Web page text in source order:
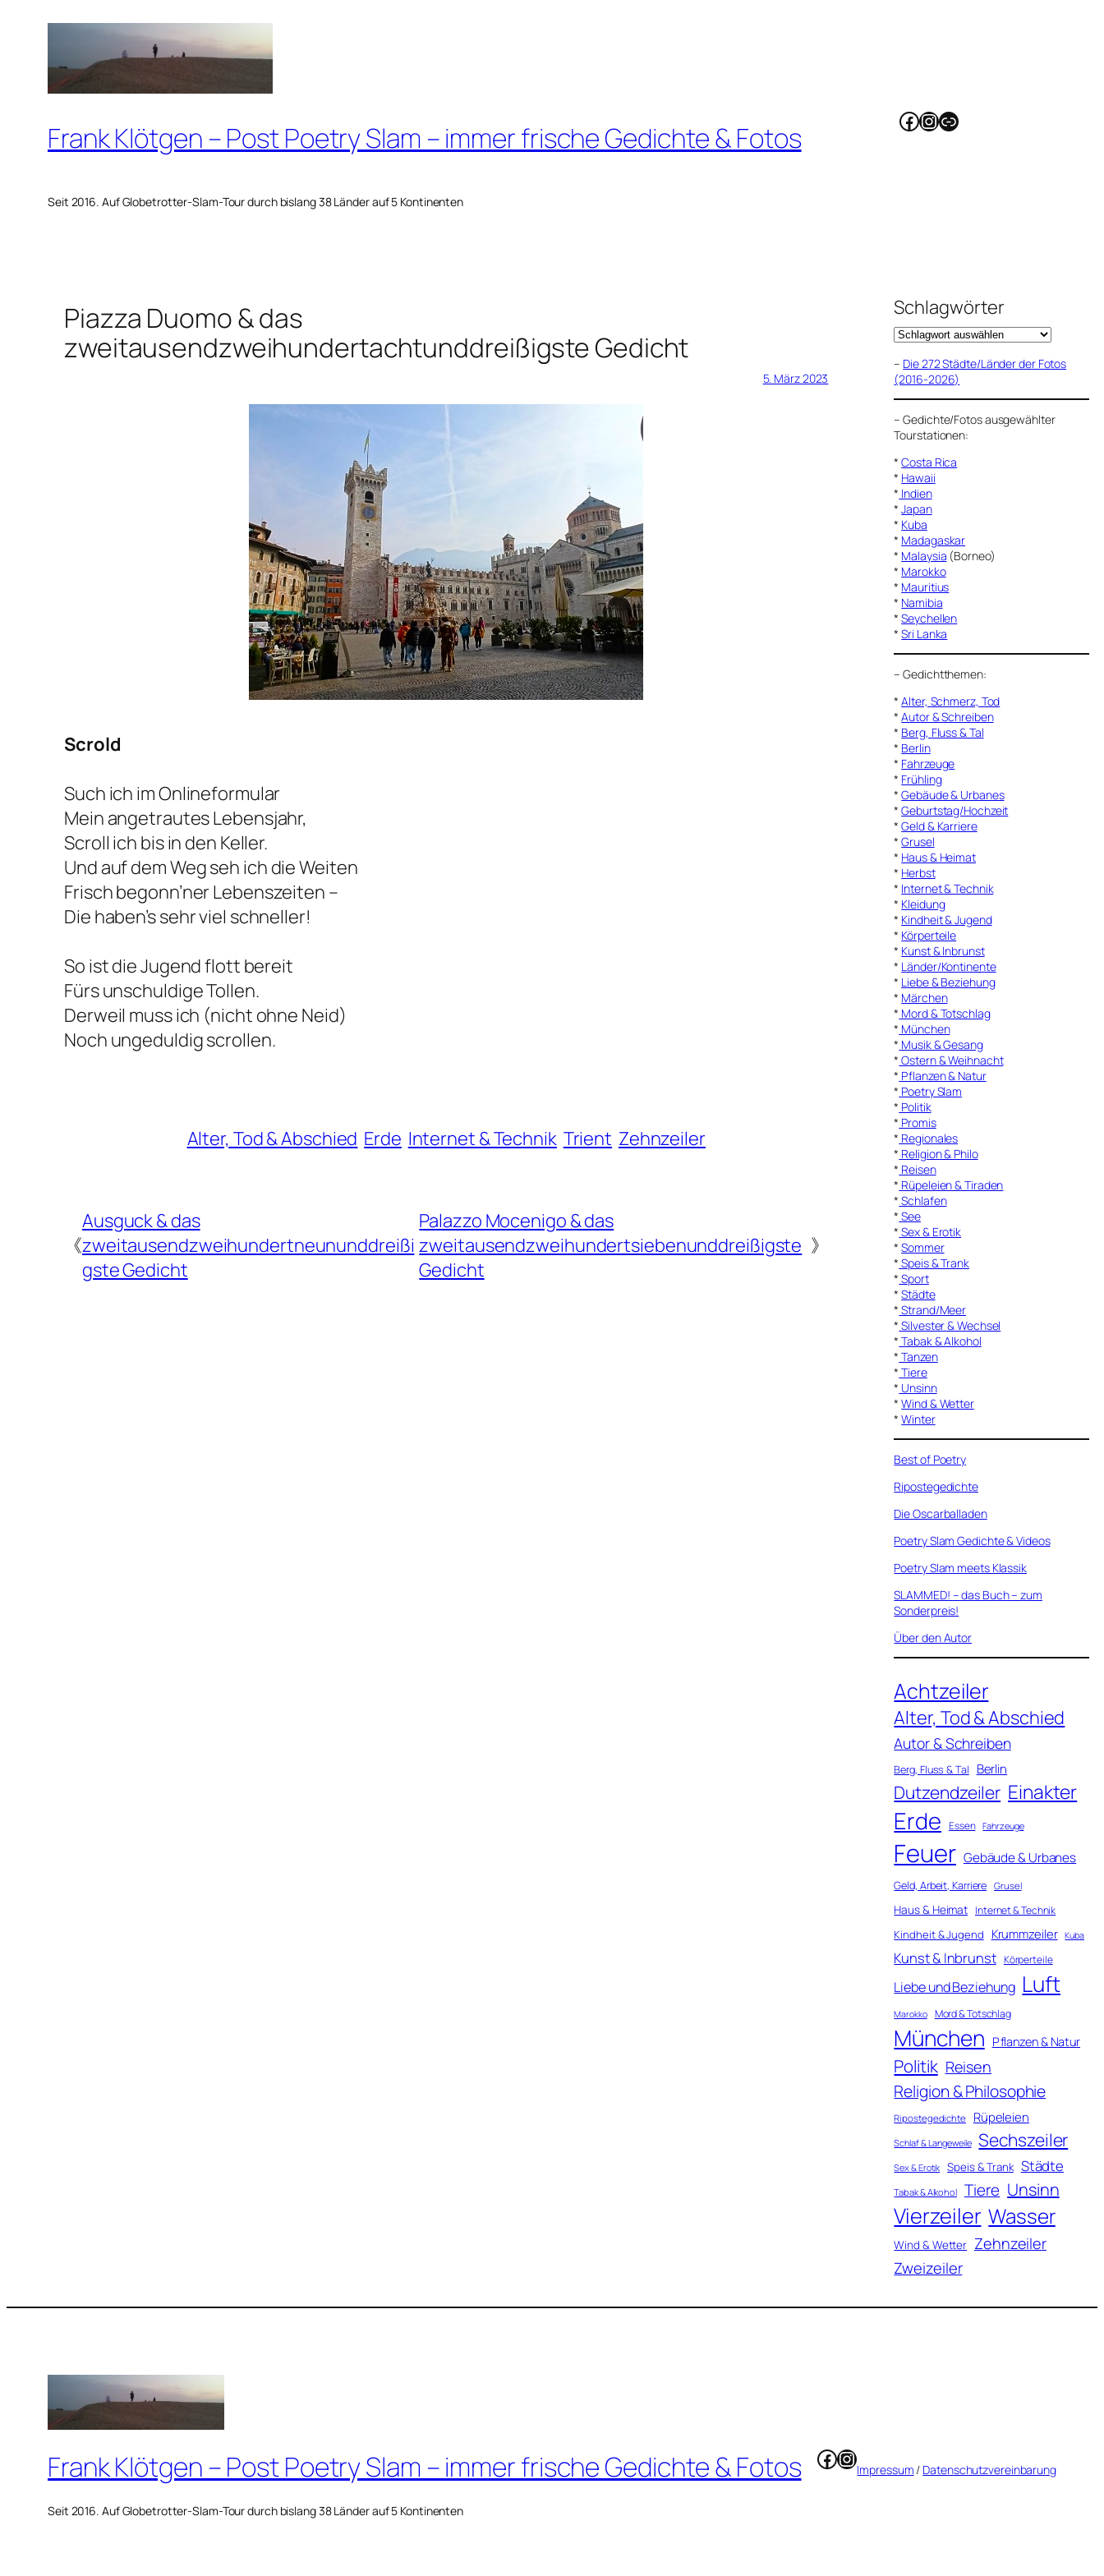
springen
Frank Klötgen – Post Poetry Slam – immer frische Gedichte & Fotos
Seit 2016. Auf Globetrotter-Slam-Tour durch bislang 38 Länder auf 5 Kontinenten
Facebook
Instagram
Link
Piazza Duomo & das
zweitausendzweihundertachtunddreißigste Gedicht
5. März 2023
Scrold
Such ich im Onlineformular
Mein angetrautes Lebensjahr,
Scroll ich bis in den Keller.
Und auf dem Weg seh ich die Weiten
Frisch begonn’ner Lebenszeiten –
Die haben’s sehr viel schneller!
So ist die Jugend flott bereit
Fürs unschuldige Tollen.
Derweil muss ich (nicht ohne Neid)
Noch ungeduldig scrollen.
Alter, Tod & Abschied Erde Internet & Technik Trient Zehnzeiler
《
Ausguck & das
zweitausendzweihundertneununddreißi
gste Gedicht
Palazzo Mocenigo & das
zweitausendzweihundertsiebenunddreißigste
Gedicht
》
Schlagwörter
– Die 272 Städte/Länder der Fotos
(2016-2026)
–Gedichte/Fotos ausgewählter
Tourstationen:
*Costa Rica
* Hawaii
* Indien
*Japan
* Kuba
* Madagaskar
* Malaysia (Borneo)
* Marokko
* Mauritius
* Namibia
*Seychellen
*Sri Lanka
–Gedichtthemen:
*Alter, Schmerz, Tod
*Autor & Schreiben
* Berg, Fluss & Tal
* Berlin
* Fahrzeuge
* Frühling
*Gebäude & Urbanes
*Geburtstag/Hochzeit
*Geld & Karriere
*Grusel
* Haus & Heimat
* Herbst
* Internet & Technik
* Kleidung
* Kindheit & Jugend
* Körperteile
* Kunst & Inbrunst
* Länder/Kontinente
* Liebe & Beziehung
* Märchen
* Mord & Totschlag
* München
* Musik & Gesang
* Ostern & Weihnacht
* Pflanzen & Natur
* Poetry Slam
* Politik
* Promis
* Regionales
* Religion & Philo
* Reisen
* Rüpeleien & Tiraden
* Schlafen
* See
* Sex & Erotik
*Sommer
* Speis & Trank
* Sport
*Städte
* Strand/Meer
* Silvester & Wechsel
* Tabak & Alkohol
* Tanzen
* Tiere
* Unsinn
*Wind & Wetter
*Winter
Best of Poetry
Ripostegedichte
Die Oscarballaden
Poetry Slam Gedichte & Videos
Poetry Slam meets Klassik
SLAMMED! – das Buch – zum
Sonderpreis!
Über den Autor
Achtzeiler
Alter, Tod & Abschied
Autor & Schreiben
Berg, Fluss & Tal Berlin
Dutzendzeiler Einakter
Erde Essen Fahrzeuge
Feuer Gebäude & Urbanes
Geld, Arbeit, Karriere Grusel
Haus & Heimat Internet & Technik
Kindheit & Jugend Krummzeiler Kuba
Kunst & Inbrunst Körperteile
Liebe und Beziehung Luft
Marokko Mord & Totschlag
München Pflanzen & Natur
Politik Reisen
Religion & Philosophie
Ripostegedichte Rüpeleien
Schlaf & Langeweile Sechszeiler
Sex & Erotik Speis & Trank Städte
Tabak & Alkohol Tiere Unsinn
Vierzeiler Wasser
Wind & Wetter Zehnzeiler
Zweizeiler
Frank Klötgen – Post Poetry Slam – immer frische Gedichte & Fotos
Seit 2016. Auf Globetrotter-Slam-Tour durch bislang 38 Länder auf 5 Kontinenten
Facebook
Instagram
Impressum / Datenschutzvereinbarung